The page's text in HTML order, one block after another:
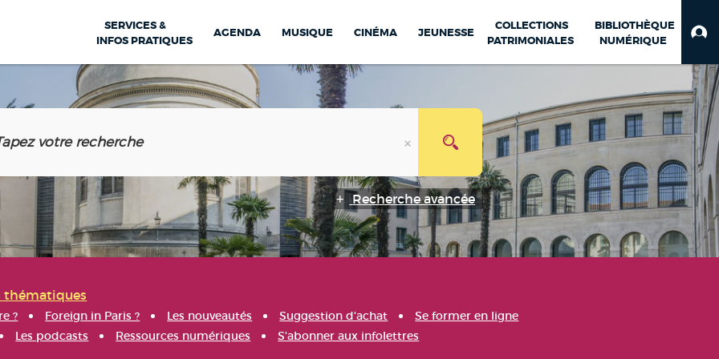
SERVICES &
INFOS PRATIQUES
AGENDA MUSIQUE CINÉMA JEUNESSE
COLLECTIONS
PATRIMONIALES
BIBLIOTHÈQUE
NUMÉRIQUE
Recherche avancée
thématiques
? Foreign in Paris ? Les nouveautés Suggestion d'achat
Se former en ligne
Les podcasts Ressources numériques S'abonner aux infolettres